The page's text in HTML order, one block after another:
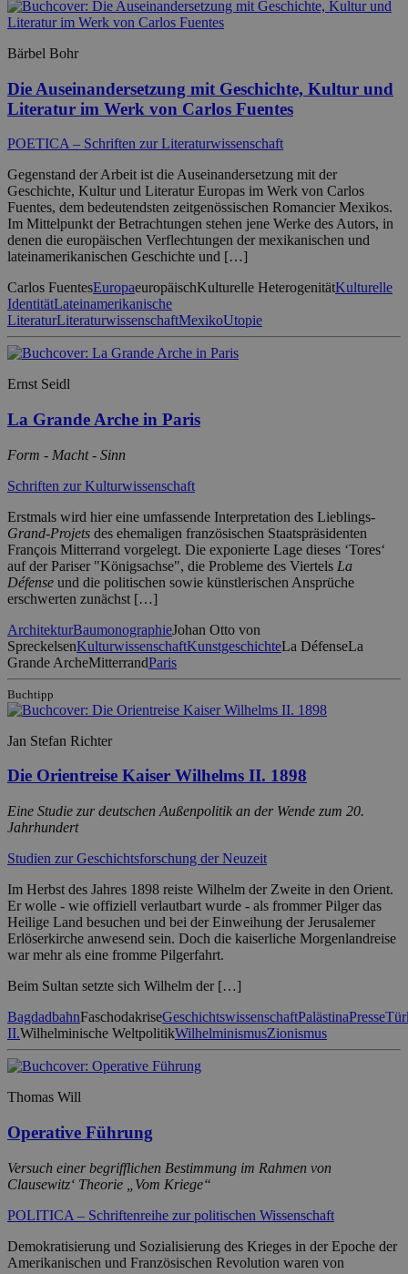
Bärbel Bohr
Die Auseinandersetzung mit Geschichte, Kultur und
Literatur im Werk von Carlos Fuentes
POETICA – Schriften zur Literaturwissenschaft
Gegenstand der Arbeit ist die Auseinandersetzung mit der
Geschichte, Kultur und Literatur Europas im Werk von Carlos
Fuentes, dem bedeutendsten zeitgenössischen Romancier Mexikos.
Im Mittelpunkt der Betrachtungen stehen jene Werke des Autors, in
denen die europäischen Verflechtungen der mexikanischen und
lateinamerikanischen Geschichte und […]
Carlos FuentesEuropaeuropäischKulturelle HeterogenitätKulturelle
IdentitätLateinamerikanische
LiteraturLiteraturwissenschaftMexikoUtopie
Ernst Seidl
La Grande Arche in Paris
Form - Macht - Sinn
Schriften zur Kulturwissenschaft
Erstmals wird hier eine umfassende Interpretation des Lieblings-
Grand-Projets des ehemaligen französischen Staatspräsidenten
François Mitterrand vorgelegt. Die exponierte Lage dieses ‘Tores‘
auf der Pariser "Königsachse", die Probleme des Viertels La
Défense und die politischen sowie künstlerischen Ansprüche
erschwerten zunächst […]
ArchitekturBaumonographieJohan Otto von
SpreckelsenKulturwissenschaftKunstgeschichteLa DéfenseLa
Grande ArcheMitterrandParis
Buchtipp
Jan Stefan Richter
Die Orientreise Kaiser Wilhelms II. 1898
Eine Studie zur deutschen Außenpolitik an der Wende zum 20.
Jahrhundert
Studien zur Geschichtsforschung der Neuzeit
Im Herbst des Jahres 1898 reiste Wilhelm der Zweite in den Orient.
Er wolle - wie offiziell verlautbart wurde - als frommer Pilger das
Heilige Land besuchen und bei der Einweihung der Jerusalemer
Erlöserkirche anwesend sein. Doch die kaiserliche Morgenlandreise
war mehr als eine fromme Pilgerfahrt.
Beim Sultan setzte sich Wilhelm der […]
BagdadbahnFaschodakriseGeschichtswissenschaftPalästinaPresse
II.Wilhelminische WeltpolitikWilhelminismusZionismus
Thomas Will
Operative Führung
Versuch einer begrifflichen Bestimmung im Rahmen von
Clausewitz‘ Theorie „Vom Kriege“
POLITICA – Schriftenreihe zur politischen Wissenschaft
Demokratisierung und Sozialisierung des Krieges in der Epoche der
Amerikanischen und Französischen Revolution waren von